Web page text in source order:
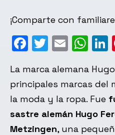
¡Comparte con
Facebook
Twitter
Email
La marca alemana
principales marcas del
la moda y la ropa. Fue
sastre alemán Hugo
Metzingen, una